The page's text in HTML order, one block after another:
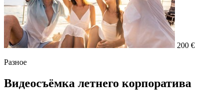
200 €
Разное
Видеосъёмка летнего корпоратива